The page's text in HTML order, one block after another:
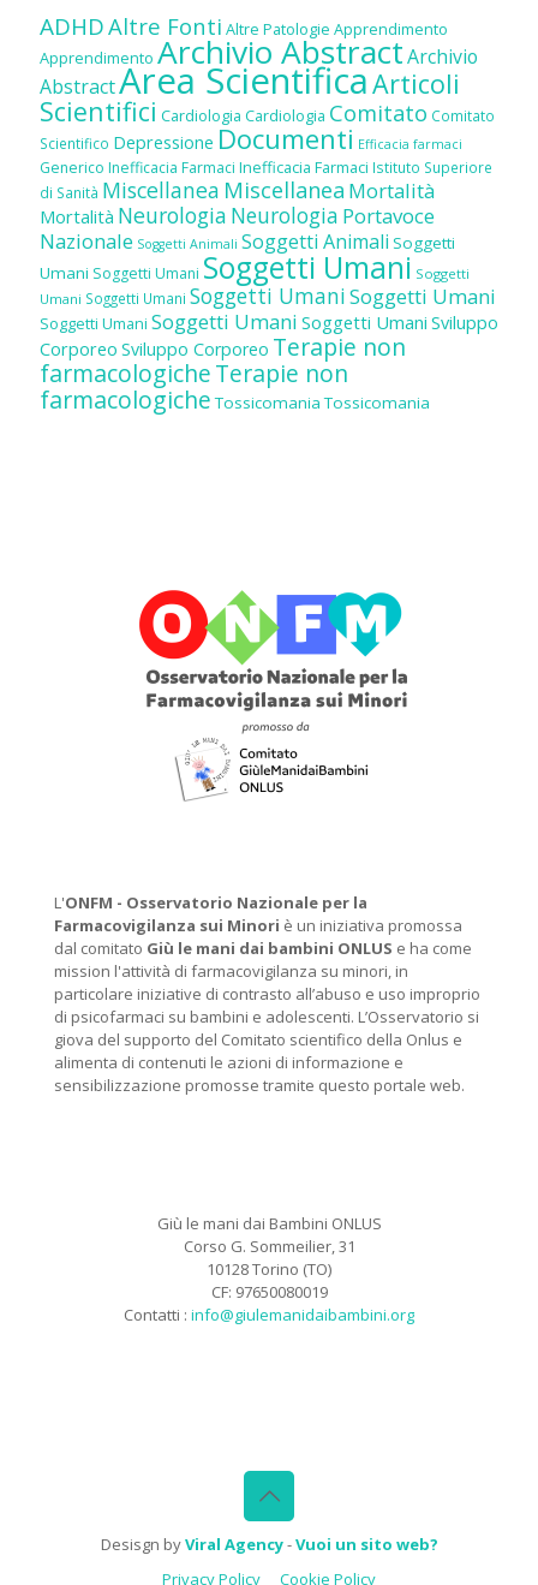
ADHDAltre Fonti Altre Patologie Apprendimento
Apprendimento Archivio AbstractArchivio
AbstractArea ScientificaArticoli
Scientifici Cardiologia Cardiologia Comitato Comitato
Scientifico Depressione Documenti Efficacia farmaci
Generico Inefficacia Farmaci Inefficacia Farmaci Istituto Superiore
di Sanità Miscellanea Miscellanea Mortalità
Mortalità Neurologia Neurologia Portavoce
Nazionale Soggetti Animali Soggetti Animali Soggetti
Umani Soggetti Umani Soggetti Umani Soggetti
Umani Soggetti Umani Soggetti UmaniSoggetti Umani
Soggetti Umani Soggetti Umani Soggetti Umani Sviluppo
Corporeo Sviluppo Corporeo Terapie non
farmacologicheTerapie non
farmacologiche Tossicomania Tossicomania
L'ONFM - Osservatorio Nazionale per la
Farmacovigilanza sui Minori è un iniziativa promossa
dal comitato Giù le mani dai bambini ONLUS e ha come
mission l'attività di farmacovigilanza su minori, in
particolare iniziative di contrasto all’abuso e uso improprio
di psicofarmaci su bambini e adolescenti. L’Osservatorio si
giova del supporto del Comitato scientifico della Onlus e
alimenta di contenuti le azioni di informazione e
sensibilizzazione promosse tramite questo portale web.
Giù le mani dai Bambini ONLUS
Corso G. Sommeilier, 31
10128 Torino (TO)
CF: 97650080019
Contatti : info@giulemanidaibambini.org
Desisgn byViral Agency-Vuoi un sito web?
Privacy Policy
Cookie Policy